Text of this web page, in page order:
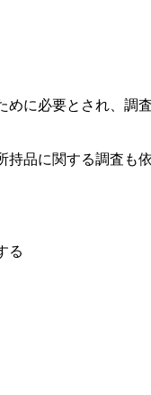
に必要とされ、調
品に関する調査も
る